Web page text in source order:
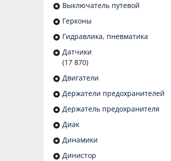
Выключатель путевой
Герконы
Гидравлика, пневматика
Датчики
(17 870)
Двигатели
Держатели предохранителей
Держатель предохранителя
Диак
Динамики
Динистор